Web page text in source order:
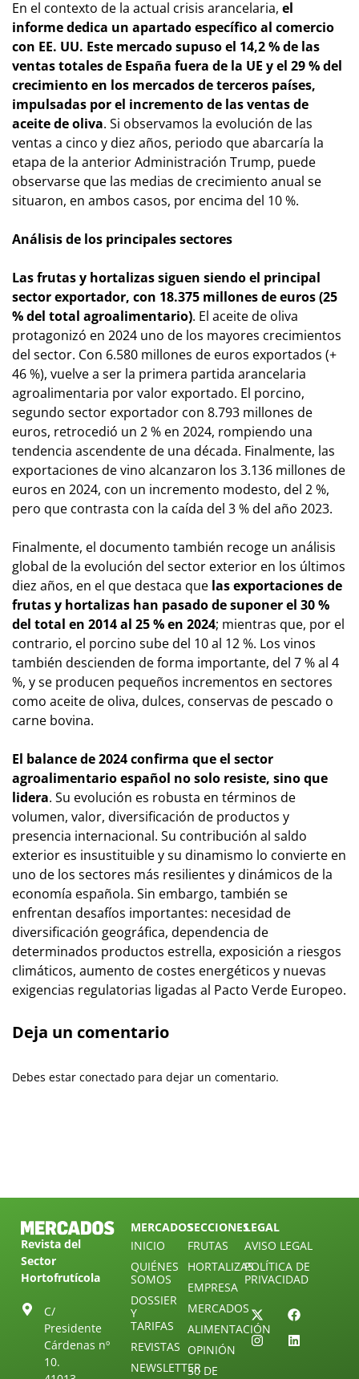
En el contexto de la actual crisis arancelaria, el
informe dedica un apartado específico al comercio
con EE. UU. Este mercado supuso el 14,2 % de las
ventas totales de España fuera de la UE y el 29 % del
crecimiento en los mercados de terceros países,
impulsadas por el incremento de las ventas de
aceite de oliva. Si observamos la evolución de las
ventas a cinco y diez años, periodo que abarcaría la
etapa de la anterior Administración Trump, puede
observarse que las medias de crecimiento anual se
situaron, en ambos casos, por encima del 10 %.
Análisis de los principales sectores
Las frutas y hortalizas siguen siendo el principal
sector exportador, con 18.375 millones de euros (25
% del total agroalimentario). El aceite de oliva
protagonizó en 2024 uno de los mayores crecimientos
del sector. Con 6.580 millones de euros exportados (+
46 %), vuelve a ser la primera partida arancelaria
agroalimentaria por valor exportado. El porcino,
segundo sector exportador con 8.793 millones de
euros, retrocedió un 2 % en 2024, rompiendo una
tendencia ascendente de una década. Finalmente, las
exportaciones de vino alcanzaron los 3.136 millones de
euros en 2024, con un incremento modesto, del 2 %,
pero que contrasta con la caída del 3 % del año 2023.
Finalmente, el documento también recoge un análisis
global de la evolución del sector exterior en los últimos
diez años, en el que destaca que las exportaciones de
frutas y hortalizas han pasado de suponer el 30 %
del total en 2014 al 25 % en 2024; mientras que, por el
contrario, el porcino sube del 10 al 12 %. Los vinos
también descienden de forma importante, del 7 % al 4
%, y se producen pequeños incrementos en sectores
como aceite de oliva, dulces, conservas de pescado o
carne bovina.
El balance de 2024 confirma que el sector
agroalimentario español no solo resiste, sino que
lidera. Su evolución es robusta en términos de
volumen, valor, diversificación de productos y
presencia internacional. Su contribución al saldo
exterior es insustituible y su dinamismo lo convierte en
uno de los sectores más resilientes y dinámicos de la
economía española. Sin embargo, también se
enfrentan desafíos importantes: necesidad de
diversificación geográfica, dependencia de
determinados productos estrella, exposición a riesgos
climáticos, aumento de costes energéticos y nuevas
exigencias regulatorias ligadas al Pacto Verde Europeo.
Deja un comentario
Debes estar conectado para dejar un comentario.
Revista del
Sector
Hortofrutícola
C/
Presidente
Cárdenas nº
10.
MERCADOS
INICIO
QUIÉNES
SOMOS
DOSSIER
Y
TARIFAS
REVISTAS
NEWSLETTER
SECCIONES
FRUTAS
HORTALIZAS
EMPRESA
MERCADOS
ALIMENTACIÓN
OPINIÓN
30 DE
LEGAL
AVISO LEGAL
POLÍTICA DE
PRIVACIDAD